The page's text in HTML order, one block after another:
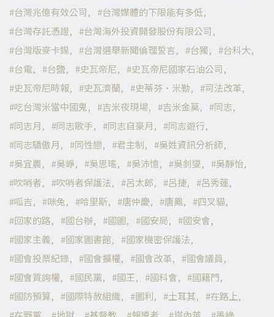
台灣兆億有效公司
台灣媒體的下限能有多低
台灣存託憑證
台灣海外投資開發股份有限公司
台灣版麥卡錫
台灣選舉新聞倫理誓言 台獨
台科大
台電
台鹽 史瓦帝尼
史瓦帝尼國家石油公司
史瓦帝尼時報
史瓦濟蘭 史蒂芬·米勒
司法改革
吃台灣米當中國鬼
吉米夜現場 吉米金莫
同志
同志月
同志歌手 同志自豪月
同志遊行
同志驕傲月
同性戀 君主制
吳姓資訊分析師
吳宜農
吳崢 吳思瑤 吳沛憶 吳釗燮
吳靜怡
吹哨者
吹哨者保護法 呂太郎 呂捷
呂秀蓮
呱吉
咪兔 哈里斯 唐仲慶 唐鳳
四叉貓
回家的路
國台辦 國圖 國安局
國安會
國家主義
國家圖書館
國家機密保護法
國會投票紀錄
國會擴權 國會改革
國會議員
國會質詢權
國民黨 國王 國科會
國籍門
國防預算
國際特赦組織 圖利 土耳其
在路上